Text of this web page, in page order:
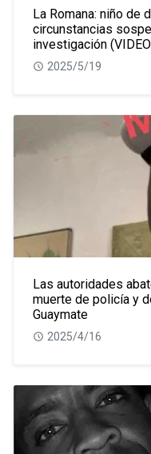
La Romana: niño de
circunstancias
investigación
2025/5/19
Las autoridades
muerte de policía y
Guaymate
2025/4/16